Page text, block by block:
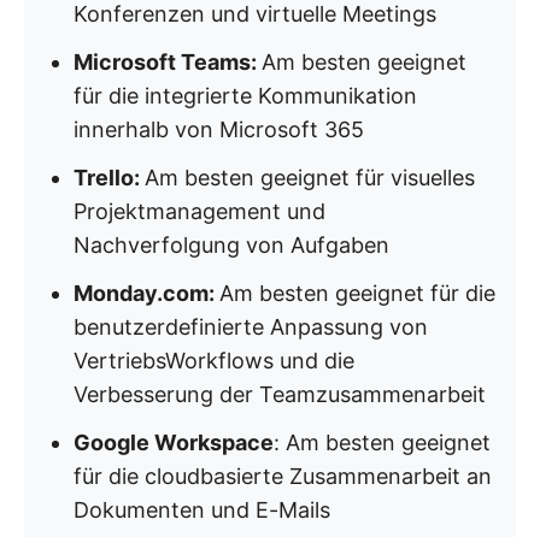
Konferenzen und virtuelle Meetings
Microsoft Teams: Am besten geeignet
für die integrierte Kommunikation
innerhalb von Microsoft 365
Trello: Am besten geeignet für visuelles
Projektmanagement und
Nachverfolgung von Aufgaben
Monday.com: Am besten geeignet für die
benutzerdefinierte Anpassung von
VertriebsWorkflows und die
Verbesserung der Teamzusammenarbeit
Google Workspace: Am besten geeignet
für die cloudbasierte Zusammenarbeit an
Dokumenten und E-Mails